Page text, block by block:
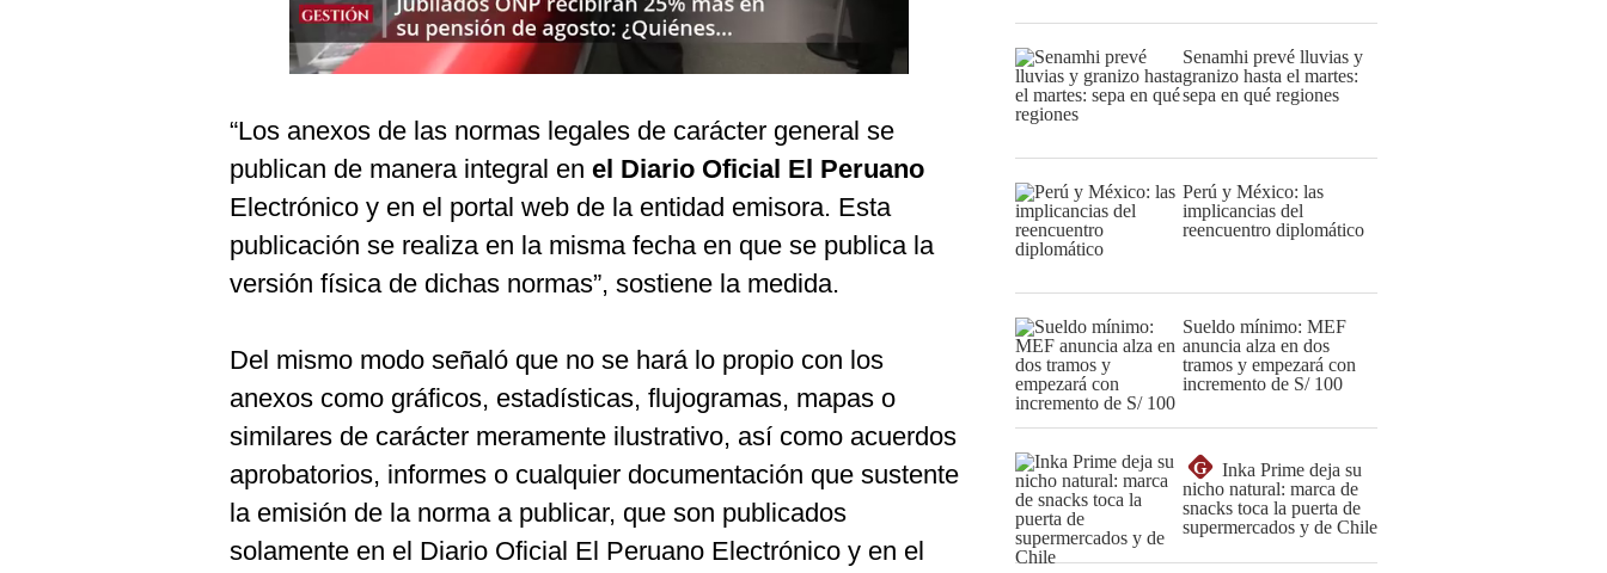
“Los anexos de las normas legales de carácter general se
publican de manera integral en el Diario Oficial El Peruano
Electrónico y en el portal web de la entidad emisora. Esta
publicación se realiza en la misma fecha en que se publica la
versión física de dichas normas”, sostiene la medida.
Del mismo modo señaló que no se hará lo propio con los
anexos como gráficos, estadísticas, flujogramas, mapas o
similares de carácter meramente ilustrativo, así como acuerdos
aprobatorios, informes o cualquier documentación que sustente
la emisión de la norma a publicar, que son publicados
solamente en el Diario Oficial El Peruano Electrónico y en el
Senamhi prevé lluvias y
granizo hasta el martes:
sepa en qué regiones
Perú y México: las
implicancias del
reencuentro diplomático
Sueldo mínimo: MEF
anuncia alza en dos
tramos y empezará con
incremento de S/ 100
G
Inka Prime deja su
nicho natural: marca de
snacks toca la puerta de
supermercados y de Chile